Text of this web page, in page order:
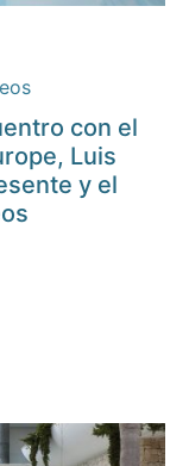
con el
Luis
y el